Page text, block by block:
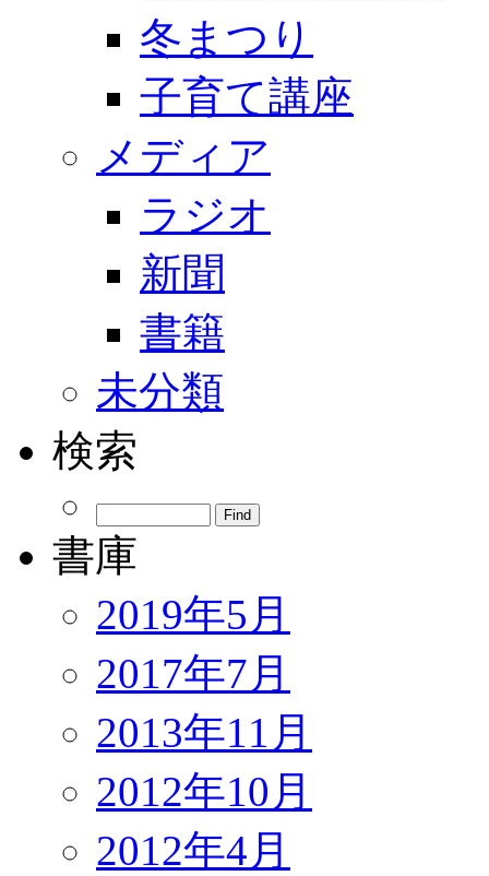
冬まつり
子育て講座
メディア
ラジオ
新聞
書籍
未分類
検索
書庫
2019年5月
2017年7月
2013年11月
2012年10月
2012年4月